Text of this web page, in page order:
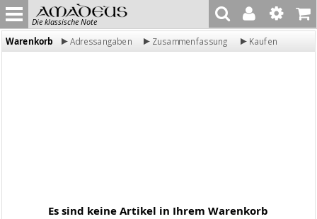
Die klassische Note
Warenkorb Adressangaben Zusammenfassung Kaufen
Es sind keine Artikel in Ihrem Warenkorb